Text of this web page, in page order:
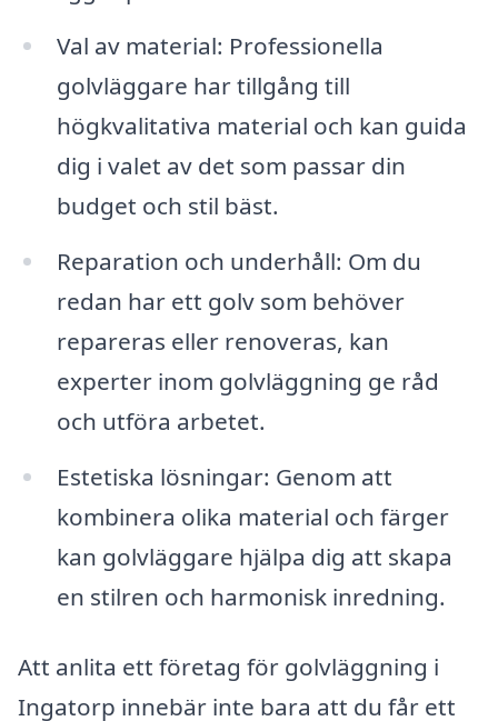
Val av material: Professionella
golvläggare har tillgång till
högkvalitativa material och kan guida
dig i valet av det som passar din
budget och stil bäst.
Reparation och underhåll: Om du
redan har ett golv som behöver
repareras eller renoveras, kan
experter inom golvläggning ge råd
och utföra arbetet.
Estetiska lösningar: Genom att
kombinera olika material och färger
kan golvläggare hjälpa dig att skapa
en stilren och harmonisk inredning.
Att anlita ett företag för golvläggning i
Ingatorp innebär inte bara att du får ett